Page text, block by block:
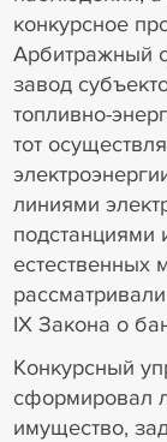
конкурсное
Арбитражный
завод
топливно-
тот
линиями
подстанциями
естественных
IX Закона о
Конкурсный
сформировал
имущество,